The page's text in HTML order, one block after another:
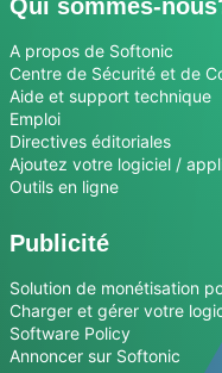
Qui sommes-
A propos de Softonic
Centre de Sécurité et de
Aide et support technique
Emploi
Directives éditoriales
Ajoutez votre logiciel /
Outils en ligne
Publicité
Solution de monétisation
Charger et gérer votre
Software Policy
Annoncer sur Softonic